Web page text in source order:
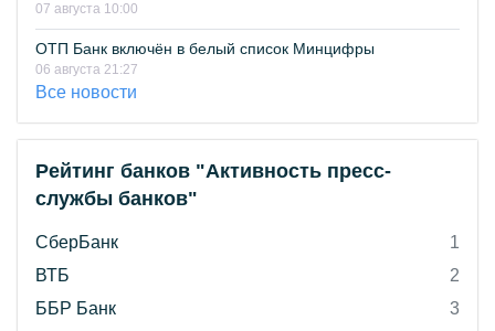
07 августа 10:00
ОТП Банк включён в белый список Минцифры
06 августа 21:27
Все новости
Рейтинг банков "Активность пресс-
службы банков"
СберБанк
1
ВТБ
2
ББР Банк
3